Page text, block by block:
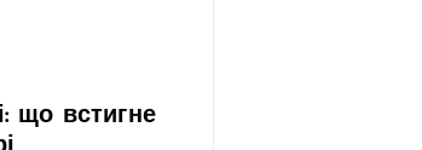
що встигне